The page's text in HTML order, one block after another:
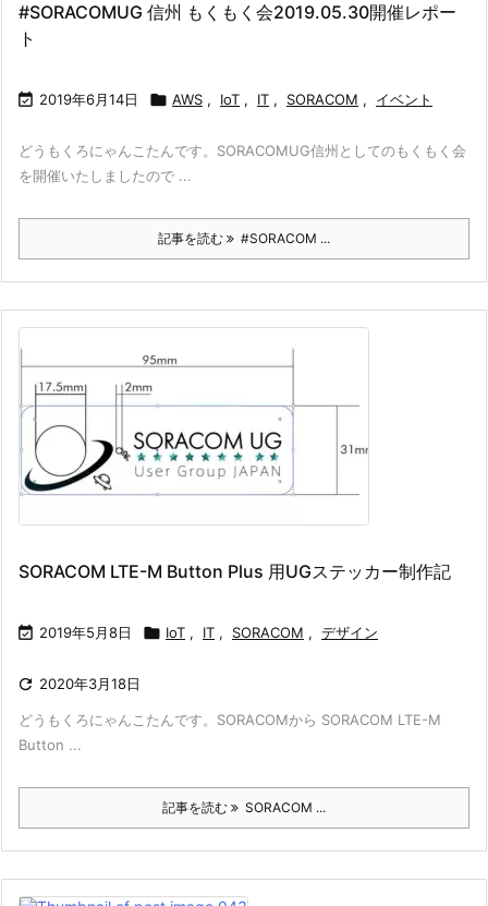
#SORACOMUG 信州 もくもく会2019.05.30開催レポー
ト
 2019年6月14日  AWS , IoT , IT , SORACOM , イベント
どうもくろにゃんこたんです。SORACOMUG信州としてのもくもく会
を開催いたしましたので ...
記事を読む #SORACOM ...
SORACOM LTE-M Button Plus 用UGステッカー制作記
 2019年5月8日  IoT , IT , SORACOM , デザイン
 2020年3月18日
どうもくろにゃんこたんです。SORACOMから SORACOM LTE-M
Button ...
記事を読む SORACOM ...